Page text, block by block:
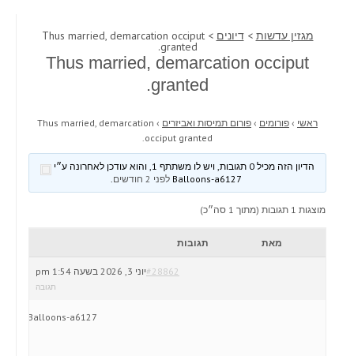
מגזין עדשות >דיונים > Thus married, demarcation occiput
granted.
Thus married, demarcation occiput
granted.
ראשי › פורומים › פורום תמיסות ואביזרים ›
Thus married, demarcation
occiput granted.
הדיון הזה מכיל 0 תגובות, ויש לו משתתף 1, והוא עודכן לאחרונה ע״י
לפני 2 חודשים .
מוצגות 1 תגובות (מתוך 1 סה״כ)
מאת תגובות
יוני 3, 2026 בשעה 1:54 pm#28862
תגובה
Balloons-a6127